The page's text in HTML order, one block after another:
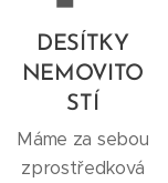
DESÍTKY
NEMOVITO
STÍ
Máme za sebou
zprostředková